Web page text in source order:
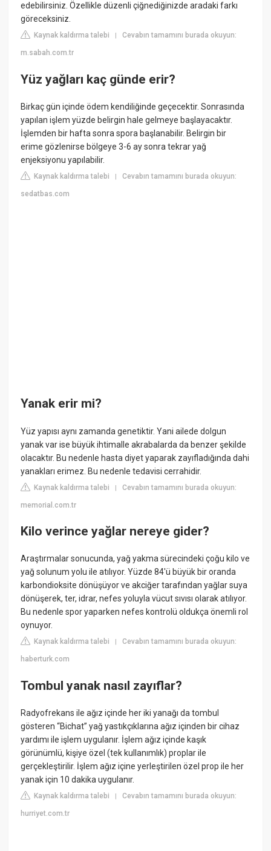
edebilirsiniz. Özellikle düzenli çiğnediğinizde aradaki farkı
göreceksiniz.
Kaynak kaldırma talebi |Cevabın tamamını burada okuyun:
m.sabah.com.tr
Yüz yağları kaç günde erir?
Birkaç gün içinde ödem kendiliğinde geçecektir. Sonrasında
yapılan işlem yüzde belirgin hale gelmeye başlayacaktır.
İşlemden bir hafta sonra spora başlanabilir. Belirgin bir
erime gözlenirse bölgeye 3-6 ay sonra tekrar yağ
enjeksiyonu yapılabilir.
Kaynak kaldırma talebi |Cevabın tamamını burada okuyun:
sedatbas.com
Yanak erir mi?
Yüz yapısı aynı zamanda genetiktir. Yani ailede dolgun
yanak var ise büyük ihtimalle akrabalarda da benzer şekilde
olacaktır. Bu nedenle hasta diyet yaparak zayıfladığında dahi
yanakları erimez. Bu nedenle tedavisi cerrahidir.
Kaynak kaldırma talebi |Cevabın tamamını burada okuyun:
memorial.com.tr
Kilo verince yağlar nereye gider?
Araştırmalar sonucunda, yağ yakma sürecindeki çoğu kilo ve
yağ solunum yolu ile atılıyor. Yüzde 84'ü büyük bir oranda
karbondioksite dönüşüyor ve akciğer tarafından yağlar suya
dönüşerek, ter, idrar, nefes yoluyla vücut sıvısı olarak atılıyor.
Bu nedenle spor yaparken nefes kontrolü oldukça önemli rol
oynuyor.
Kaynak kaldırma talebi |Cevabın tamamını burada okuyun:
haberturk.com
Tombul yanak nasıl zayıflar?
Radyofrekans ile ağız içinde her iki yanağı da tombul
gösteren “Bichat” yağ yastıkçıklarına ağız içinden bir cihaz
yardımı ile işlem uygulanır. İşlem ağız içinde kaşık
görünümlü, kişiye özel (tek kullanımlık) proplar ile
gerçekleştirilir. İşlem ağız içine yerleştirilen özel prop ile her
yanak için 10 dakika uygulanır.
Kaynak kaldırma talebi |Cevabın tamamını burada okuyun:
hurriyet.com.tr